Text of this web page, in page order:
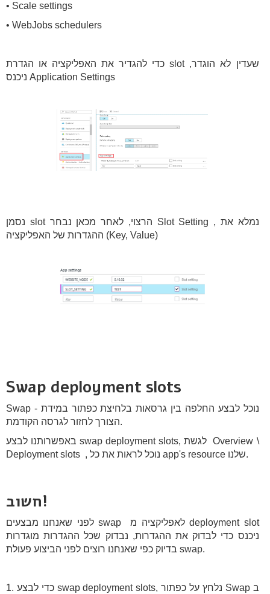
• Scale settings
• WebJobs schedulers
כדי להגדיר את האפליקציה או הגדרת slot שעדין לא הוגדר,
ניכנס Application Settings
נסמן slot הרצוי, לאחר מכאן נבחר Slot Setting , נמלא את
ההגדרות של האפליקציה (Key, Value)
Swap deployment slots
Swap - נוכל לבצע החלפה בין גרסאות בלחיצת כפתור במידת
הצורך לחזור לגרסה הקודמת.
באפשרותנו לבצע swap deployment slots, לגשת Overview \
Deployment slots , נוכל לראות את כל app's resource שלנו.
חשוב!
לפני שאנחנו מבצעים swap לאפליקציה מ deployment slot
ניכנס כדי לבדוק את ההגדרות, נבדוק שכל ההגדרות מוגדרות
בדיוק כפי שאנחנו רוצים לפני הביצוע פעולת swap.
1. כדי לבצע swap deployment slots, נלחץ על כפתור Swap ב